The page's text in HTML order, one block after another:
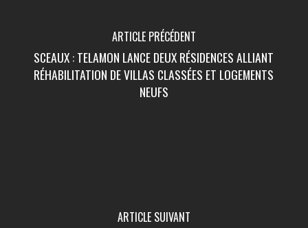
ARTICLE PRÉCÉDENT
SCEAUX : TELAMON LANCE DEUX RÉSIDENCES ALLIANT
RÉHABILITATION DE VILLAS CLASSÉES ET LOGEMENTS
NEUFS
ARTICLE SUIVANT